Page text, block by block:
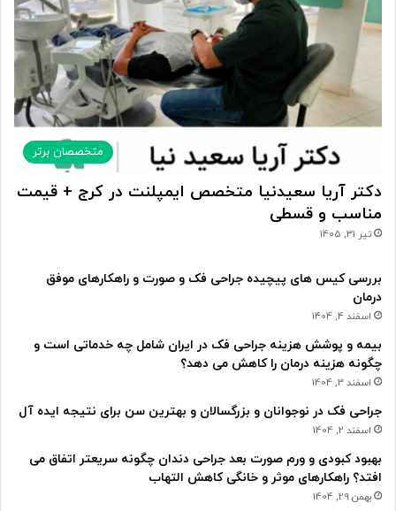
متخصصان برتر
دکتر آریا سعیدنیا متخصص ایمپلنت در کرج + قیمت
مناسب و قسطی
تیر 31, 1405
بررسی کیس های پیچیده جراحی فک و صورت و راهکارهای موفق
درمان
اسفند 4, 1404
بیمه و پوشش هزینه جراحی فک در ایران شامل چه خدماتی است و
چگونه هزینه درمان را کاهش می دهد؟
اسفند 3, 1404
جراحی فک در نوجوانان و بزرگسالان و بهترین سن برای نتیجه ایده آل
اسفند 2, 1404
بهبود کبودی و ورم صورت بعد جراحی دندان چگونه سریعتر اتفاق می
افتد؟ راهکارهای موثر و خانگی کاهش التهاب
بهمن 29, 1404